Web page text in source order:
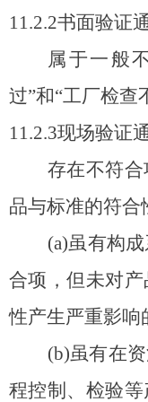
11.2.2书面验证
属于一般
过”和“工厂检查
11.2.3现场验证
存在不符
品与标准的符合
(a)虽有构
合项，但未对
性产生严重影响
(b)虽有在
程控制、检验